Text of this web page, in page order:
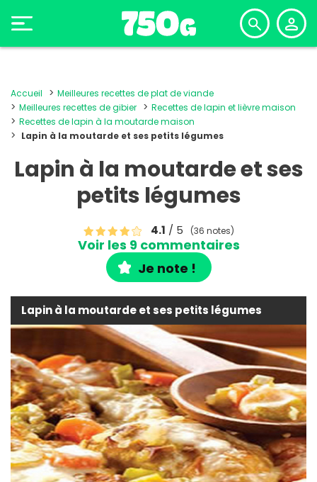
Accueil
Meilleures recettes de plat de viande
Meilleures recettes de gibier
Recettes de lapin et lièvre maison
Recettes de lapin à la moutarde maison
Lapin à la moutarde et ses petits légumes
Lapin à la moutarde et ses
petits légumes
4.1 / 5 (36 notes)
Voir les 9 commentaires
Je note !
Lapin à la moutarde et ses petits légumes